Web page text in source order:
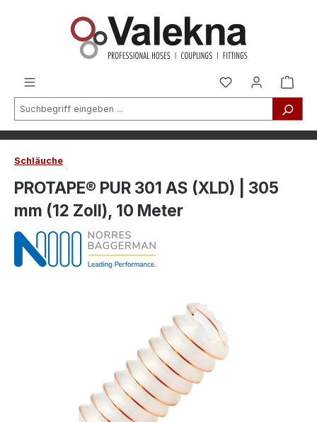
Schläuche
PROTAPE® PUR 301 AS (XLD) | 305
mm (12 Zoll), 10 Meter